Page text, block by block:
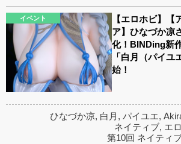
イベント
【エロホビ】【
ア】ひなづか凉
化！BINDing新
「白月（パイユ
始！
ひなづか凉, 白月 , パイユエ,
ネイティブ, エロ
第10回 ネイティ